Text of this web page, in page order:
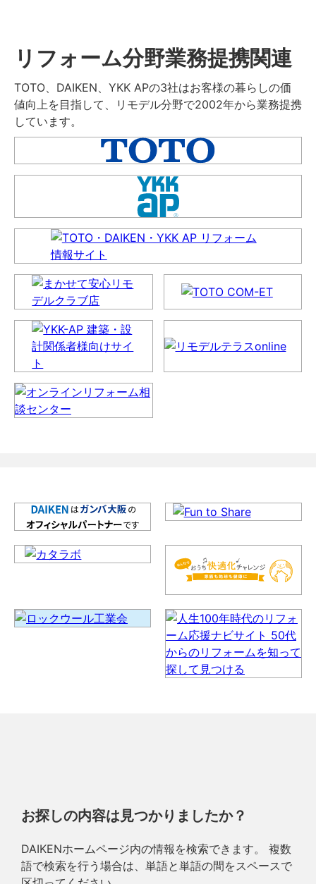
リフォーム分野業務提携関連
TOTO、DAIKEN、YKK APの3社はお客様の暮らしの価
値向上を目指して、リモデル分野で2002年から業務提携
しています。
お探しの内容は見つかりましたか？
DAIKENホームページ内の情報を検索できます。 複数
語で検索を行う場合は、単語と単語の間をスペースで